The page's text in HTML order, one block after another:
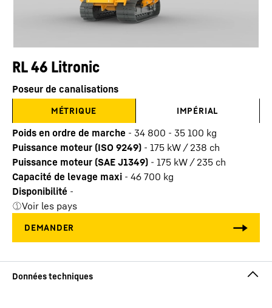
RL 46 Litronic
Poseur de canalisations
MÉTRIQUE IMPÉRIAL
Poids en ordre de marche - 34 800 - 35 100 kg
Puissance moteur (ISO 9249) - 175 kW / 238 ch
Puissance moteur (SAE J1349) - 175 kW / 235 ch
Capacité de levage maxi - 46 700 kg
Disponibilité -
Voir les pays